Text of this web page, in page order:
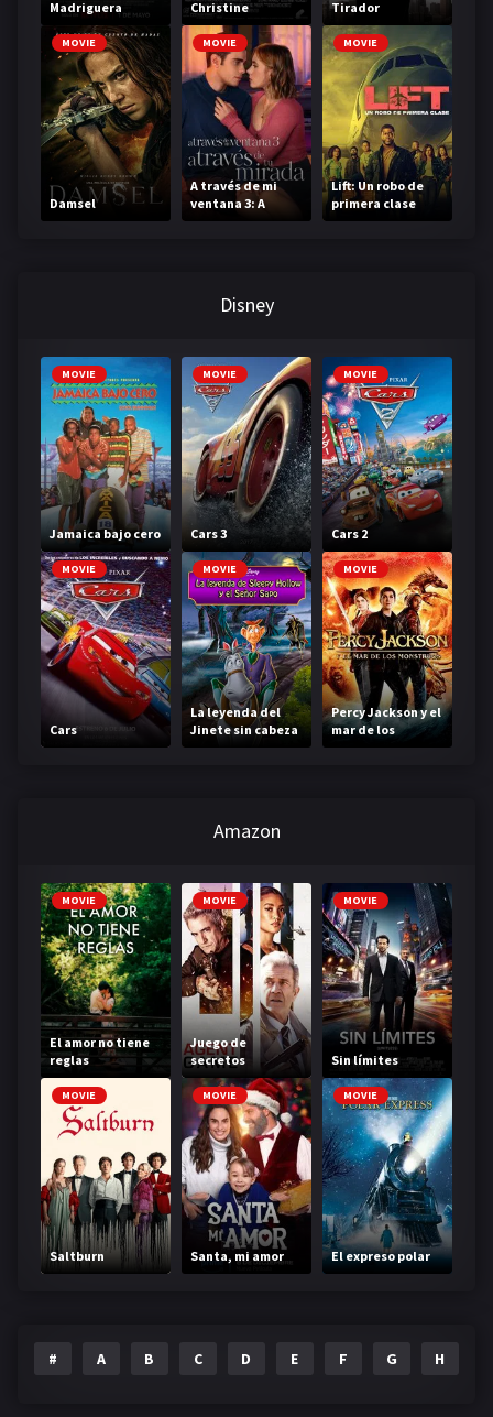
Madriguera Christine Tirador
MOVIE
Damsel
MOVIE
A través de mi
ventana 3: A
través de tu
MOVIE
Lift: Un robo de
primera clase
Disney
MOVIE
Jamaica bajo cero
MOVIE
Cars 3
MOVIE
Cars 2
MOVIE
Cars
MOVIE
La leyenda del
Jinete sin cabeza
MOVIE
Percy Jackson y el
mar de los
monstruos
Amazon
MOVIE
El amor no tiene
reglas
MOVIE
Juego de
secretos
MOVIE
Sin límites
MOVIE
Saltburn
MOVIE
Santa, mi amor
MOVIE
El expreso polar
# A B C D E F G H